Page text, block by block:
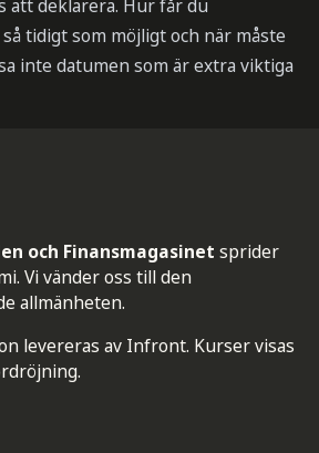
att deklarera. Hur får du
tidigt som möjligt och när måste
inte datumen som är extra viktiga
och Finansmagasinet sprider
Vi vänder oss till den
allmänheten.
levereras av Infront. Kurser visas